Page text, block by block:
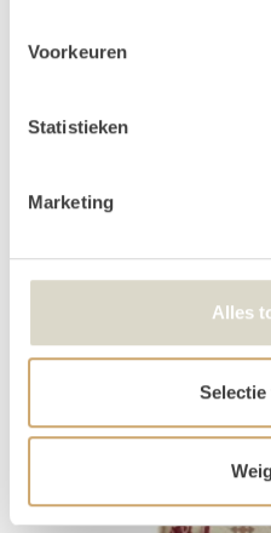
Voorkeuren
Statistieken
Marketing
Alles
Selectie